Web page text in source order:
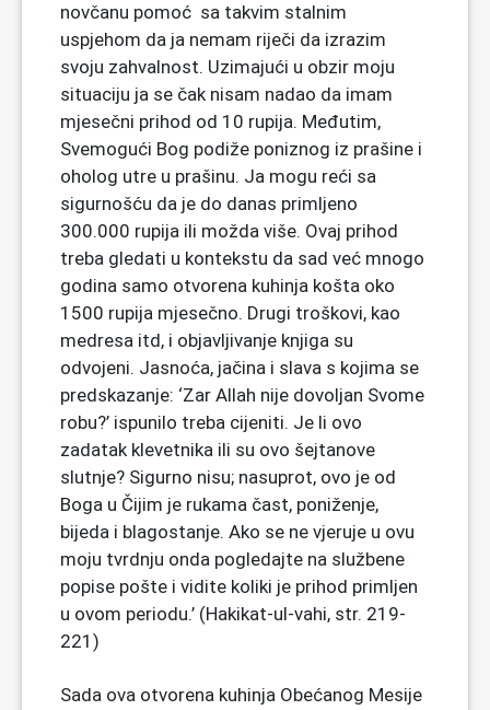
novčanu pomoć sa takvim stalnim
uspjehom da ja nemam riječi da izrazim
svoju zahvalnost. Uzimajući u obzir moju
situaciju ja se čak nisam nadao da imam
mjesečni prihod od 10 rupija. Međutim,
Svemogući Bog podiže poniznog iz prašine i
oholog utre u prašinu. Ja mogu reći sa
sigurnošću da je do danas primljeno
300.000 rupija ili možda više. Ovaj prihod
treba gledati u kontekstu da sad već mnogo
godina samo otvorena kuhinja košta oko
1500 rupija mjesečno. Drugi troškovi, kao
medresa itd, i objavljivanje knjiga su
odvojeni. Jasnoća, jačina i slava s kojima se
predskazanje: ‘Zar Allah nije dovoljan Svome
robu?’ ispunilo treba cijeniti. Je li ovo
zadatak klevetnika ili su ovo šejtanove
slutnje? Sigurno nisu; nasuprot, ovo je od
Boga u Čijim je rukama čast, poniženje,
bijeda i blagostanje. Ako se ne vjeruje u ovu
moju tvrdnju onda pogledajte na službene
popise pošte i vidite koliki je prihod primljen
u ovom periodu.’ (Hakikat-ul-vahi, str. 219-
221)
Sada ova otvorena kuhinja Obećanog Mesije